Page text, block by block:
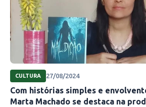
CULTURA 27/08/2024
Com histórias simples e
Marta Machado se destaca na